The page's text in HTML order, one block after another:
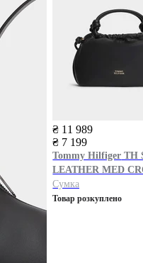
₴ 11 989
₴ 7 199
Tommy Hilfiger TH
LEATHER MED
Сумка
Товар розкуплено